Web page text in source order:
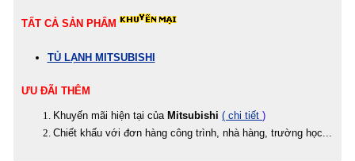
TẤT CẢ SẢN PHẨM
TỦ LẠNH MITSUBISHI
ƯU ĐÃI THÊM
Khuyến mãi hiện tại của Mitsubishi ( chi tiết )
Chiết khấu với đơn hàng công trình, nhà hàng, trường học...